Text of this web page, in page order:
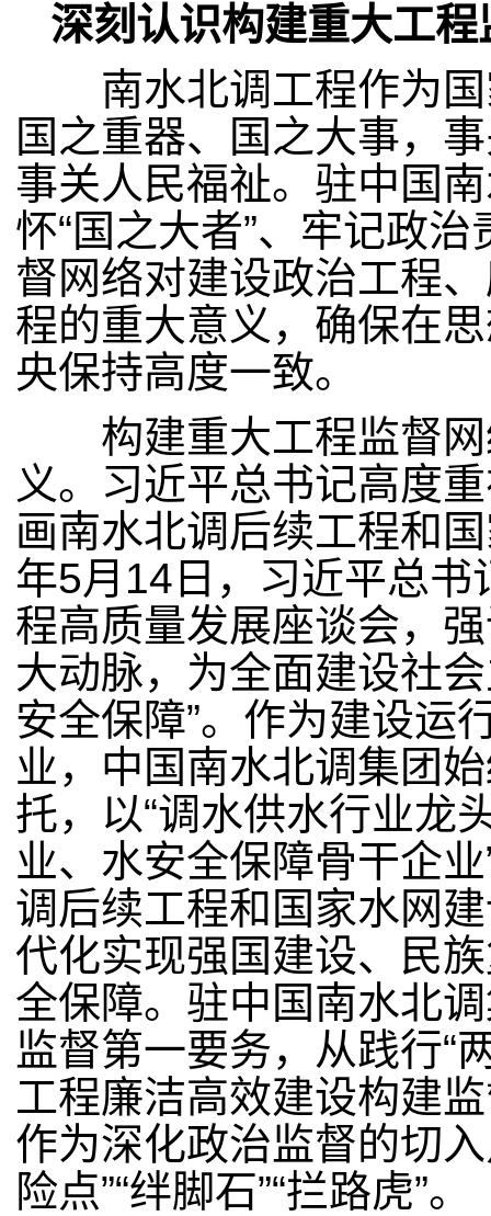
深刻认识构建重大工
南水北调工程作为国
国之重器、国之大事，
事关人民福祉。驻中国
怀“国之大者”、牢记政
督网络对建设政治工程
程的重大意义，确保在
央保持高度一致。
构建重大工程监督网
义。习近平总书记高度
画南水北调后续工程和
年5月 14 日，习近平总
程高质量发展座谈会，
大动脉，为全面建设社
安全保障”。作为建设运
业，中国南水北调集团
托，以“调水供水行业龙
业、水安全保障骨干企
调后续工程和国家水网
代化实现强国建设、民
全保障。驻中国南水北
监督第一要务，从践行“
工程廉洁高效建设构建
作为深化政治监督的切
险点”“绊脚石”“拦路虎”。